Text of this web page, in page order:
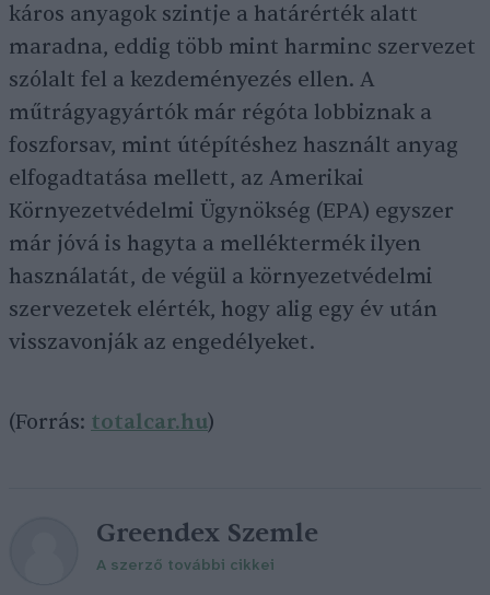
káros anyagok szintje a határérték alatt
maradna, eddig több mint harminc szervezet
szólalt fel a kezdeményezés ellen. A
műtrágyagyártók már régóta lobbiznak a
foszforsav, mint útépítéshez használt anyag
elfogadtatása mellett, az Amerikai
Környezetvédelmi Ügynökség (EPA) egyszer
már jóvá is hagyta a melléktermék ilyen
használatát, de végül a környezetvédelmi
szervezetek elérték, hogy alig egy év után
visszavonják az engedélyeket.
(Forrás: totalcar.hu)
Greendex Szemle
A szerző további cikkei